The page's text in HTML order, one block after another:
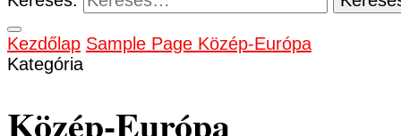
Kezdőlap Sample Page Közép-Európa
Kategória
Közép-Európa